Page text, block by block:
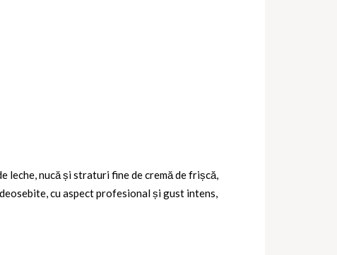
leche, nucă și straturi fine de cremă de frișcă,
cu aspect profesional și gust intens,